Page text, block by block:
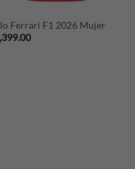
Ferrari F1 2026 Mujer